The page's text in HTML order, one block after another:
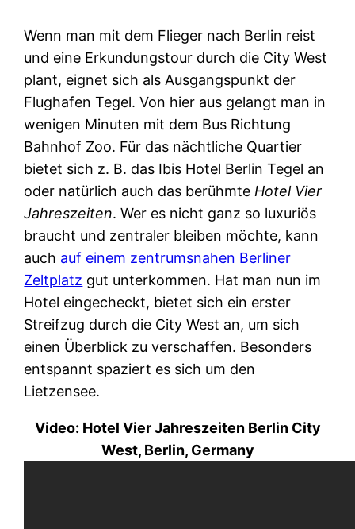
Wenn man mit dem Flieger nach Berlin reist
und eine Erkundungstour durch die City West
plant, eignet sich als Ausgangspunkt der
Flughafen Tegel. Von hier aus gelangt man in
wenigen Minuten mit dem Bus Richtung
Bahnhof Zoo. Für das nächtliche Quartier
bietet sich z. B. das Ibis Hotel Berlin Tegel an
oder natürlich auch das berühmte Hotel Vier
Jahreszeiten. Wer es nicht ganz so luxuriös
braucht und zentraler bleiben möchte, kann
auch auf einem zentrumsnahen Berliner
Zeltplatz gut unterkommen. Hat man nun im
Hotel eingecheckt, bietet sich ein erster
Streifzug durch die City West an, um sich
einen Überblick zu verschaffen. Besonders
entspannt spaziert es sich um den
Lietzensee.
Video: Hotel Vier Jahreszeiten Berlin City
West, Berlin, Germany